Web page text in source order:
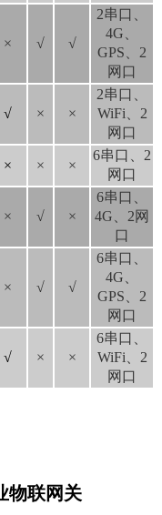
× √ √
2串口、
4G、
GPS、2
网口
√ × ×
2串口、
WiFi、2
网口
× × ×
6串口、2
网口
× √ ×
6串口、
4G、2网
口
× √ √
6串口、
4G、
GPS、2
网口
√ × ×
6串口、
WiFi、2
网口